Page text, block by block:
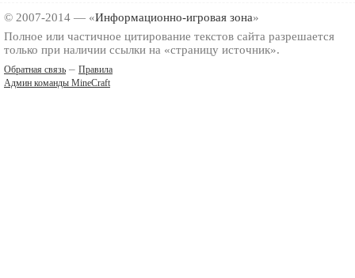
© 2007-2014 — «Информационно-игровая зона»
Полное или частичное цитирование текстов сайта разрешается
только при наличии ссылки на «страницу источник».
Обратная связь – Правила
Админ команды MineCraft